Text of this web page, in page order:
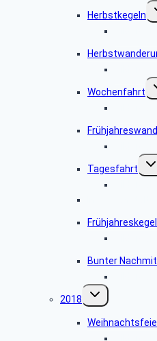
Herbstkegeln
Wochenfahrt
Tagesfahrt
Bunter
2018
Untermenü
umschalten